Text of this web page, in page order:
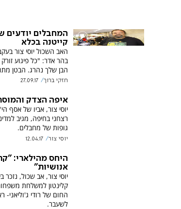
המחבלים יודעים
קייטנה בכלא
האב השכול יוסי צור
בהר אדר: "כל פיגוע
הבן שלך נהרג. הבטן
חזקי ברוך 27.09.17
איפה הצדק
יוסי צור, אביו של אסף
רצחני בחיפה, מגיב
גופות של מחבלים.
יוסי צור 12.04.17
היחס מהילארי:
אנושיות"
יוסי צור, אב שכול,
קלינטון למשלחת
החום של רודי ג'וליאני-
לשעבר.